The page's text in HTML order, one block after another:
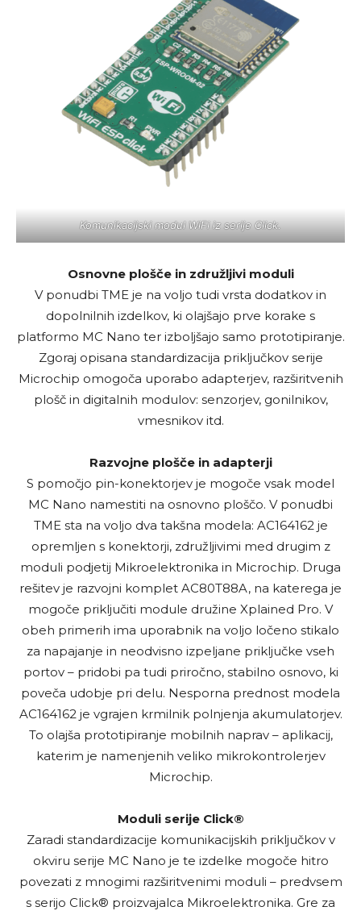
Komunikacijski modul WiFi iz serije Click.
Osnovne plošče in združljivi moduli
V ponudbi TME je na voljo tudi vrsta dodatkov in
dopolnilnih izdelkov, ki olajšajo prve korake s
platformo MC Nano ter izboljšajo samo prototipiranje.
Zgoraj opisana standardizacija priključkov serije
Microchip omogoča uporabo adapterjev, razširitvenih
plošč in digitalnih modulov: senzorjev, gonilnikov,
vmesnikov itd.
Razvojne plošče in adapterji
S pomočjo pin-konektorjev je mogoče vsak model
MC Nano namestiti na osnovno ploščo. V ponudbi
TME sta na voljo dva takšna modela: AC164162 je
opremljen s konektorji, združljivimi med drugim z
moduli podjetij Mikroelektronika in Microchip. Druga
rešitev je razvojni komplet AC80T88A, na katerega je
mogoče priključiti module družine Xplained Pro. V
obeh primerih ima uporabnik na voljo ločeno stikalo
za napajanje in neodvisno izpeljane priključke vseh
portov – pridobi pa tudi priročno, stabilno osnovo, ki
poveča udobje pri delu. Nesporna prednost modela
AC164162 je vgrajen krmilnik polnjenja akumulatorjev.
To olajša prototipiranje mobilnih naprav – aplikacij,
katerim je namenjenih veliko mikrokontrolerjev
Microchip.
Moduli serije Click®
Zaradi standardizacije komunikacijskih priključkov v
okviru serije MC Nano je te izdelke mogoče hitro
povezati z mnogimi razširitvenimi moduli – predvsem
s serijo Click® proizvajalca Mikroelektronika. Gre za